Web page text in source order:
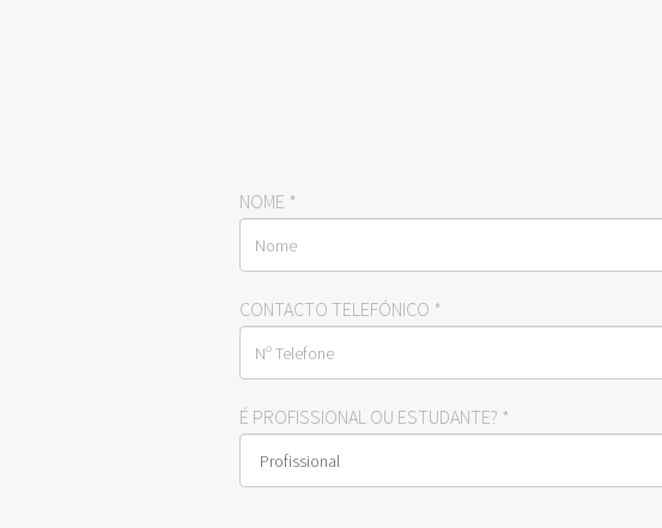
NOME *
CONTACTO TELEFÓNICO *
É PROFISSIONAL OU ESTUDANTE? *